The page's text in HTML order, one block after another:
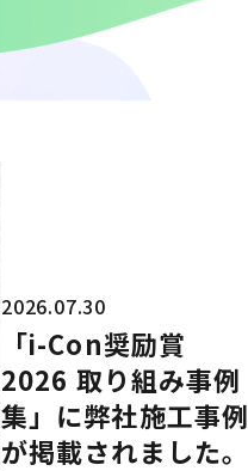
2026.07.30
「i-Con奨励賞
2026 取り組み事例
集」に弊社施工事例
が掲載されました。